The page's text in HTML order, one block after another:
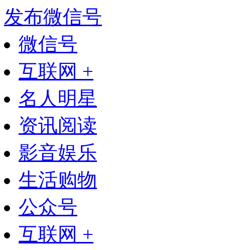
发布微信号
微信号
互联网 +
名人明星
资讯阅读
影音娱乐
生活购物
公众号
互联网 +